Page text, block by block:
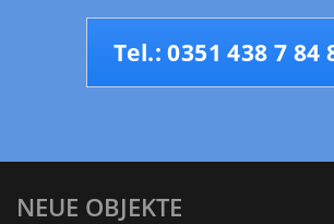
Tel.: 0351 438 7 84
NEUE OBJEKTE